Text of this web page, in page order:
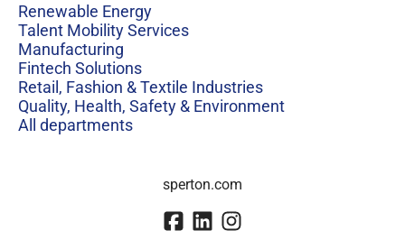
Renewable Energy
Talent Mobility Services
Manufacturing
Fintech Solutions
Retail, Fashion & Textile Industries
Quality, Health, Safety & Environment
All departments
sperton.com